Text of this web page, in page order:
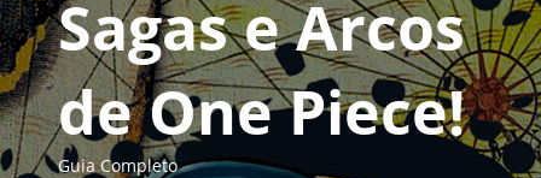
Sagas e Arcos
de One Piece!
Guia Completo